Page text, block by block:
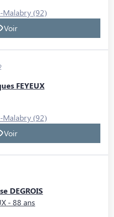
Malabry (92)
Voir
FEYEUX
Malabry (92)
Voir
DEGROIS
- 88 ans